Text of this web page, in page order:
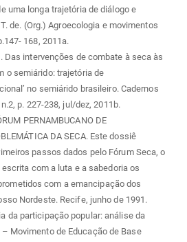
uma longa trajetória de diálogo e
de. (Org.) Agroecologia e movimentos
168, 2011a.
Das intervenções de combate à seca às
o semiárido: trajetória de
no semiárido brasileiro. Cadernos
p. 227-238, jul/dez, 2011b.
PERNAMBUCANO DE
DA SECA. Este dossiê
passos dados pelo Fórum Seca, o
com a luta e a sabedoria os
com a emancipação dos
Nordeste. Recife, junho de 1991.
da participação popular: análise da
Movimento de Educação de Base